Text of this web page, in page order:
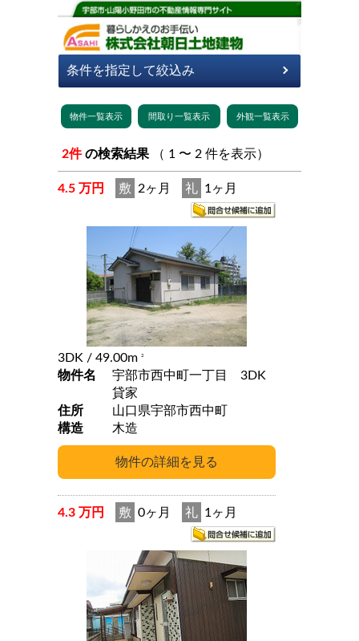
2件 の検索結果 （ 1 〜 2 件を表示）
4.5 万円 敷 2ヶ月 礼 1ヶ月
3DK / 49.00m 2
物件名
宇部市西中町一丁目 3DK
貸家
住所
山口県宇部市西中町
構造
木造
4.3 万円 敷 0ヶ月 礼 1ヶ月